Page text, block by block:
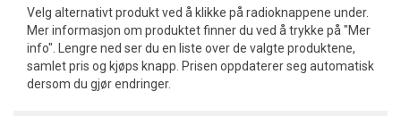
Velg alternativt produkt ved å klikke på radioknappene under.
Mer informasjon om produktet finner du ved å trykke på "Mer
info". Lengre ned ser du en liste over de valgte produktene,
samlet pris og kjøps knapp. Prisen oppdaterer seg automatisk
dersom du gjør endringer.